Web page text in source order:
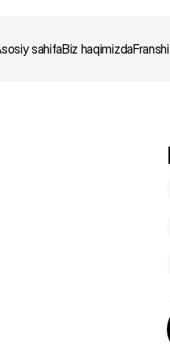
sahifaBiz haqimizda